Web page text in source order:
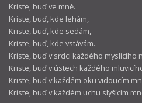
Kriste, buď ve mně.
Kriste, buď, kde lehám,
Kriste, buď, kde sedám,
Kriste, buď, kde vstávám.
Kriste, buď v srdci každého myslícího
Kriste, buď v ústech každého
Kriste, buď v každém oku vidoucím
Kriste, buď v každém uchu slyšícím